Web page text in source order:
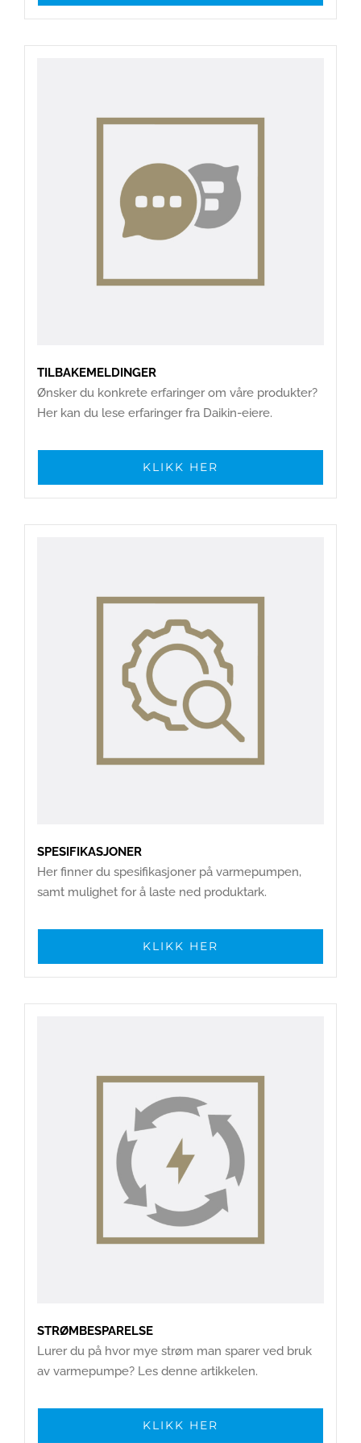
TILBAKEMELDINGER
Ønsker du konkrete erfaringer om våre produkter?
Her kan du lese erfaringer fra Daikin-eiere.
KLIKK HER
SPESIFIKASJONER
Her finner du spesifikasjoner på varmepumpen,
samt mulighet for å laste ned produktark.
KLIKK HER
STRØMBESPARELSE
Lurer du på hvor mye strøm man sparer ved bruk
av varmepumpe? Les denne artikkelen.
KLIKK HER